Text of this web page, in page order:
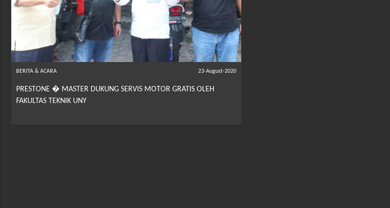
BERITA & ACARA 23-August-2020
PRESTONE � MASTER DUKUNG SERVIS MOTOR GRATIS OLEH
FAKULTAS TEKNIK UNY